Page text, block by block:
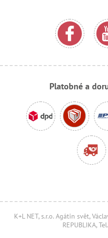
Platobné a
K+L NET, s.r.o. Agátin svět,
REPUBLIKA,